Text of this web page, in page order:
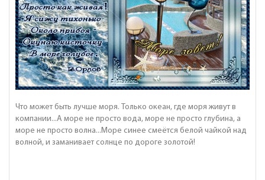
Что может быть лучше моря. Только океан, где моря живут в
компании...А море не просто вода, море не просто глубина, а
море не просто волна...Море синее смеётся белой чайкой над
волной, и заманивает солнце по дороге золотой!